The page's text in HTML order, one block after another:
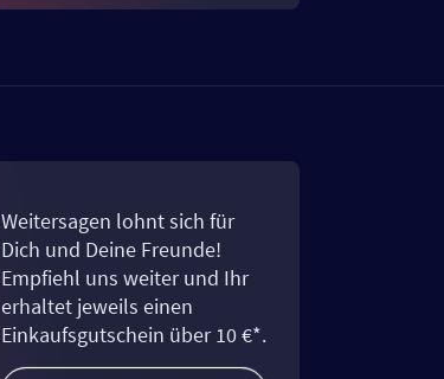
Weitersagen lohnt sich für
Dich und Deine Freunde!
Empfiehl uns weiter und Ihr
erhaltet jeweils einen
Einkaufsgutschein über 10 €*.